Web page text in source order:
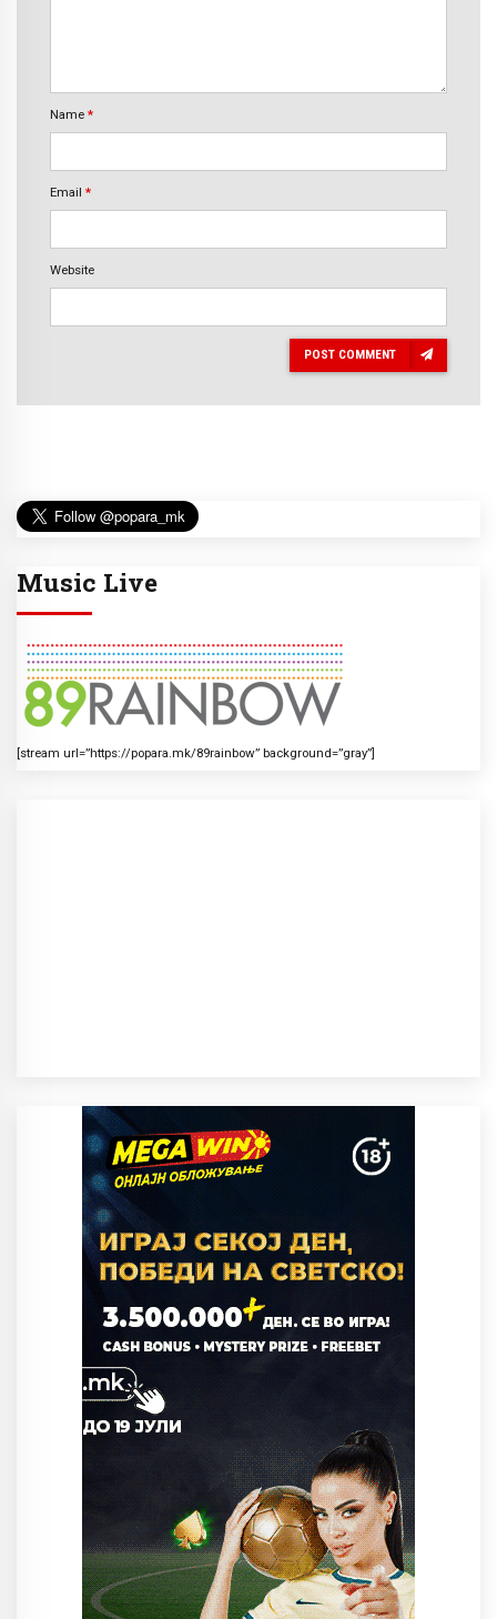
Name *
Email *
Website
POST COMMENT
Music Live
[stream url=”https://popara.mk/89rainbow” background=”gray”]